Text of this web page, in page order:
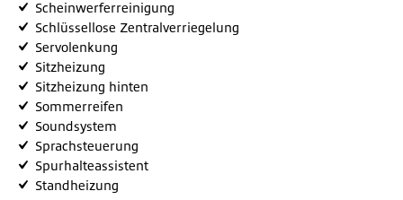
Scheinwerferreinigung
Schlüssellose Zentralverriegelung
Servolenkung
Sitzheizung
Sitzheizung hinten
Sommerreifen
Soundsystem
Sprachsteuerung
Spurhalteassistent
Standheizung